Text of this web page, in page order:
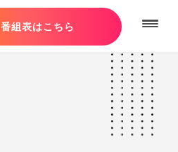
番組表はこちら